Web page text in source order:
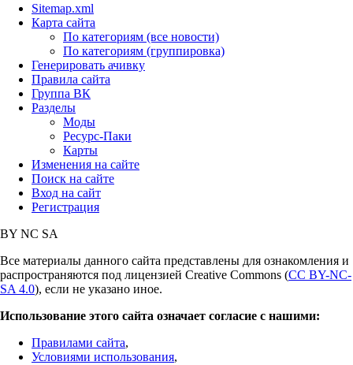
Sitemap.xml
Карта сайта
По категориям (все новости)
По категориям (группировка)
Генерировать ачивку
Правила сайта
Группа ВК
Разделы
Моды
Ресурс-Паки
Карты
Изменения на сайте
Поиск на сайте
Вход на сайт
Регистрация
BY NC SA
Все материалы данного сайта представлены для ознакомления и
распространяются под лицензией Creative Commons (CC BY-NC-
SA 4.0), если не указано иное.
Использование этого сайта означает согласие с нашими:
Правилами сайта,
Условиями использования,